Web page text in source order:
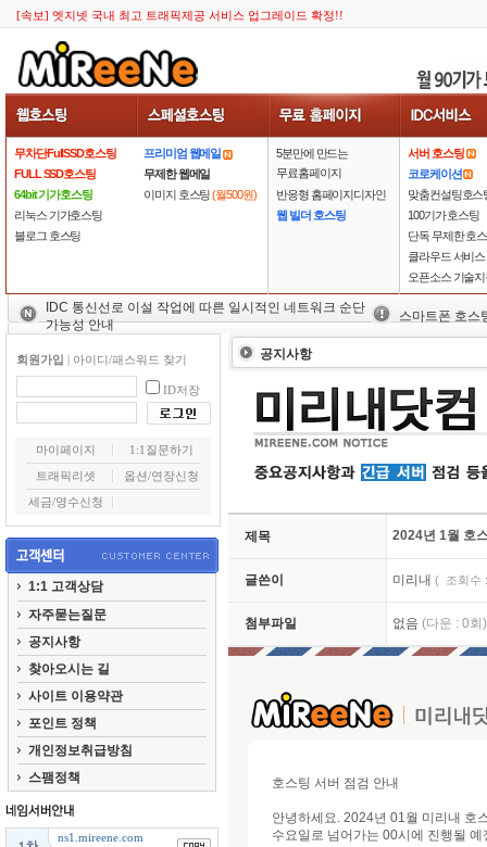
[속보] 엣지넷 국내 최고 트래픽제공 서비스 업그레이드 확정!!
무차단FullSSD호스팅
FULL SSD호스팅
64bit 기가호스팅
리눅스 기가호스팅
블로그 호스팅
프리미엄 웹메일
무제한 웹메일
이미지 호스팅(월500원)
5분만에 만드는
무료홈페이지
반응형 홈페이지디자인
웹 빌더 호스팅
서버 호스팅
코로케이션
맞춤컨설팅호스
100기가 호스팅
단독 무제한 호
클라우드 서비스
오픈소스 기술
IDC 통신선로 이설 작업에 따른 일시적인 네트워크 순단
가능성 안내
스마트폰 호스
회원가입 | 아이디/패스워드 찾기
ID저장
마이페이지
1:1질문하기
트래픽리셋
옵션/연장신청
세금/영수신청
1:1 고객상담
자주묻는질문
공지사항
찾아오시는 길
사이트 이용약관
포인트 정책
개인정보취급방침
스팸정책
ns1.mireene.com
공지사항
제목 2024년 1월 호
글쓴이 미리내 ( 조회수
첨부파일 없음 (다운 : 0회)
호스팅 서버 점검 안내
안녕하세요. 2024년 01월 미리내 호
수요일로 넘어가는 00시에 진행될 예